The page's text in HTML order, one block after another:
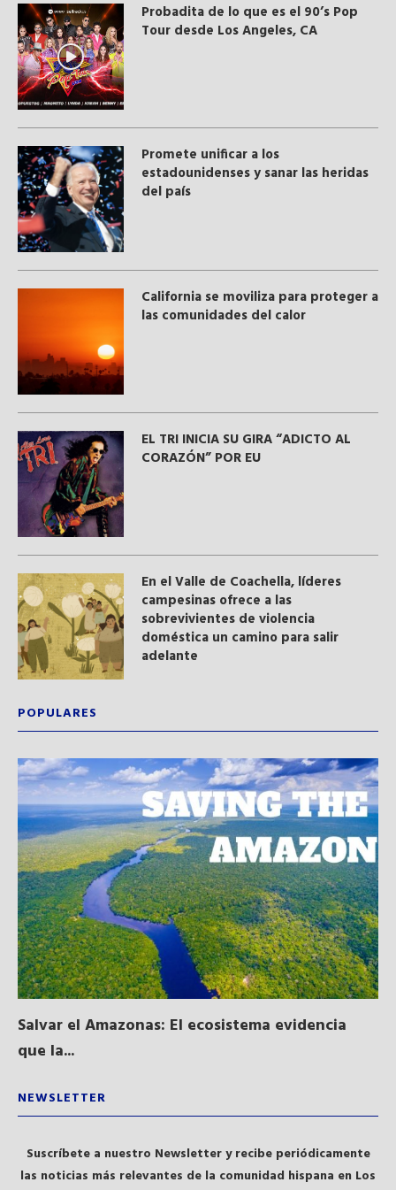
Probadita de lo que es el 90’s Pop
Tour desde Los Angeles, CA
Promete unificar a los
estadounidenses y sanar las heridas
del país
California se moviliza para proteger a
las comunidades del calor
EL TRI INICIA SU GIRA “ADICTO AL
CORAZÓN” POR EU
En el Valle de Coachella, líderes
campesinas ofrece a las
sobrevivientes de violencia
doméstica un camino para salir
adelante
POPULARES
Salvar el Amazonas: El ecosistema evidencia
que la...
NEWSLETTER
Suscríbete a nuestro Newsletter y recibe periódicamente
las noticias más relevantes de la comunidad hispana en Los